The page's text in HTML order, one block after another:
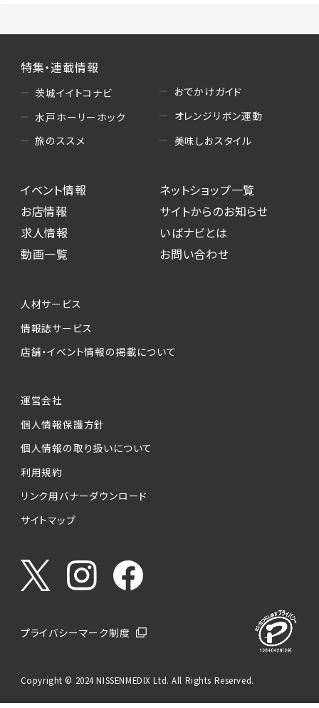
特集・連載情報
茨城イイトコナビ
水戸ホーリーホック
旅のススメ
おでかけガイド
オレンジリボン運動
美味しおスタイル
イベント情報
お店情報
求人情報
動画一覧
ネットショップ一覧
サイトからのお知らせ
いばナビとは
お問い合わせ
人材サービス
情報誌サービス
店舗・イベント情報の掲載について
運営会社
個人情報保護方針
個人情報の取り扱いについて
利用規約
リンク用バナーダウンロード
サイトマップ
プライバシーマーク制度
Copyright © 2024 NISSENMEDIX Ltd. All Rights Reserved.